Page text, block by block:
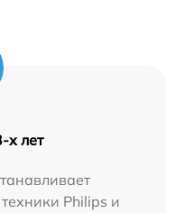
х лет
Philips и